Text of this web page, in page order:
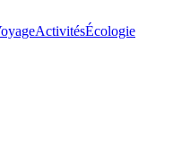
ActivitésÉcologie